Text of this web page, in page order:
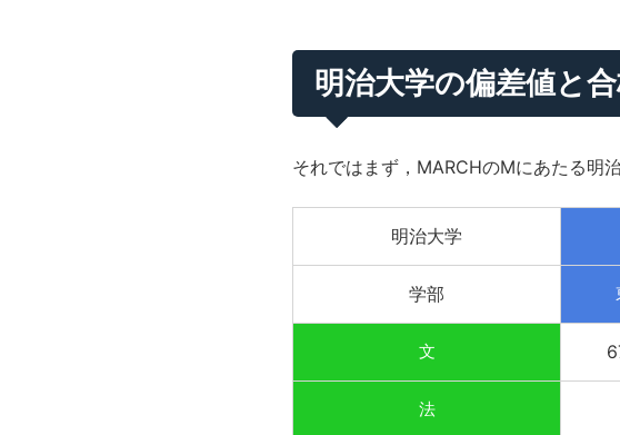
明治大学の偏差値と
それではまず，MARCHのMにあたる明
明治大学
学部
文
法